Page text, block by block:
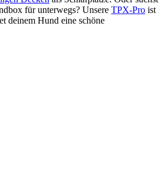
für unterwegs? Unsere TPX-Pro ist
deinem Hund eine schöne